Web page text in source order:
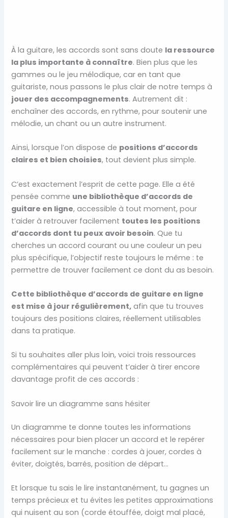
À la guitare, les accords sont sans doute la ressource
la plus importante à connaître. Bien plus que les
gammes ou le jeu mélodique, car en tant que
guitariste, nous passons le plus clair de notre temps à
jouer des accompagnements. Autrement dit :
enchaîner des accords, en rythme, pour soutenir une
mélodie, un chant ou un autre instrument.
Ainsi, lorsque l’on dispose de positions d’accords
claires et bien choisies, tout devient plus simple.
C’est exactement l’esprit de cette page. Elle a été
pensée comme une bibliothèque d’accords de
guitare en ligne, accessible à tout moment, pour
t’aider à retrouver facilement toutes les positions
d’accords dont tu peux avoir besoin. Que tu
cherches un accord courant ou une couleur un peu
plus spécifique, l’objectif reste toujours le même : te
permettre de trouver facilement ce dont du as besoin.
Cette bibliothèque d’accords de guitare en ligne
est mise à jour régulièrement, afin que tu trouves
toujours des positions claires, réellement utilisables
dans ta pratique.
Si tu souhaites aller plus loin, voici trois ressources
complémentaires qui peuvent t’aider à tirer encore
davantage profit de ces accords :
Savoir lire un diagramme sans hésiter
Un diagramme te donne toutes les informations
nécessaires pour bien placer un accord et le repérer
facilement sur le manche : cordes à jouer, cordes à
éviter, doigtés, barrés, position de départ…
Et lorsque tu sais le lire instantanément, tu gagnes un
temps précieux et tu évites les petites approximations
qui nuisent au son (corde étouffée, doigt mal placé,